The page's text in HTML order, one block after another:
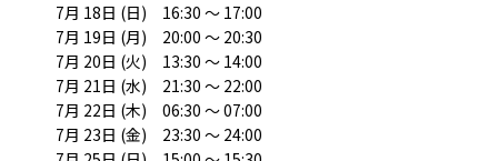
7月 18日 (日) 16:30 ～ 17:00
7月 19日 (月) 20:00 ～ 20:30
7月 20日 (火) 13:30 ～ 14:00
7月 21日 (水) 21:30 ～ 22:00
7月 22日 (木) 06:30 ～ 07:00
7月 23日 (金) 23:30 ～ 24:00